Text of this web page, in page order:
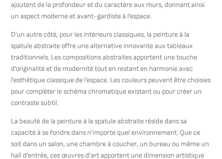
ajoutent de la profondeur et du caractère aux murs, donnant ainsi
un aspect moderne et avant-gardiste à l’espace.
D’un autre côté, pour les intérieurs classiques, la peinture à la
spatule abstraite offre une alternative innovante aux tableaux
traditionnels. Les compositions abstraites apportent une touche
d’originalité et de modernité tout en restant en harmonie avec
l’esthétique classique de l’espace. Les couleurs peuvent être choisies
pour compléter le schéma chromatique existant ou pour créer un
contraste subtil.
La beauté de la peinture à la spatule abstraite réside dans sa
capacité à se fondre dans n’importe quel environnement. Que ce
soit dans un salon, une chambre à coucher, un bureau ou même un
hall d’entrée, ces œuvres d’art apportent une dimension artistique